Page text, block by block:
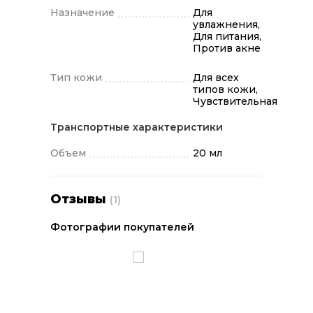
капель средства в руках и нанесите на
Назначение
Для
увлажнения,
Для питания,
Против акне
Тип кожи
Для всех
типов кожи,
Чувствительная
Транспортные характеристики
Объем 20 мл
Отзывы (1)
Фотографии покупателей